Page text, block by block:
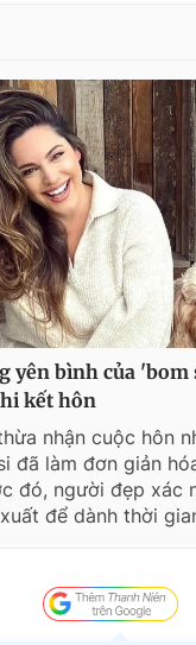
yên bình của 'bom
kết hôn
nhận cuộc hôn
đã làm đơn giản
đó, người đẹp xác
để dành thời